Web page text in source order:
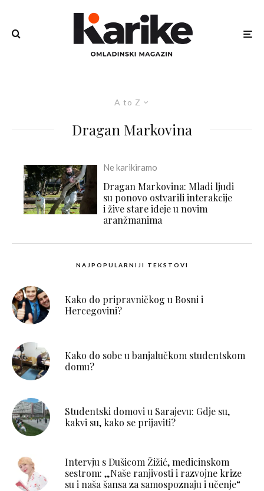
A to Z
Dragan Markovina
Ne karikiramo
Dragan Markovina: Mladi ljudi
su ponovo ostvarili interakcije
i žive stare ideje u novim
aranžmanima
NAJPOPULARNIJI TEKSTOVI
Kako do pripravničkog u Bosni i
Hercegovini?
Kako do sobe u banjalučkom studentskom
domu?
Studentski domovi u Sarajevu: Gdje su,
kakvi su, kako se prijaviti?
Intervju s Dušicom Žižić, medicinskom
sestrom: „Naše ranjivosti i razvojne krize
su i naša šansa za samospoznaju i učenje“